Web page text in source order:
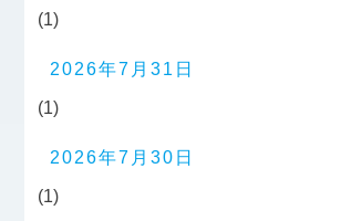
(1)
2026年7月31日
(1)
2026年7月30日
(1)